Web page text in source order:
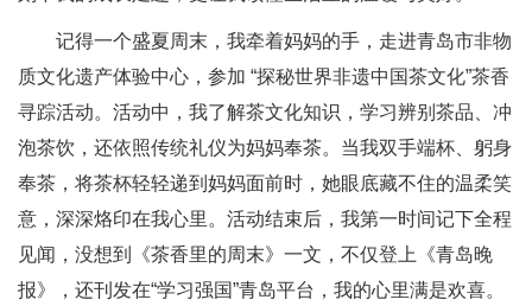
记得一个盛夏周末，我牵着妈妈的手，走进青岛市非物
质文化遗产体验中心，参加 “探秘世界非遗中国茶文化”茶香
寻踪活动。活动中，我了解茶文化知识，学习辨别茶品、冲
泡茶饮，还依照传统礼仪为妈妈奉茶。当我双手端杯、躬身
奉茶，将茶杯轻轻递到妈妈面前时，她眼底藏不住的温柔笑
意，深深烙印在我心里。活动结束后，我第一时间记下全程
见闻，没想到《茶香里的周末》一文，不仅登上《青岛晚
报》，还刊发在“学习强国”青岛平台，我的心里满是欢喜。